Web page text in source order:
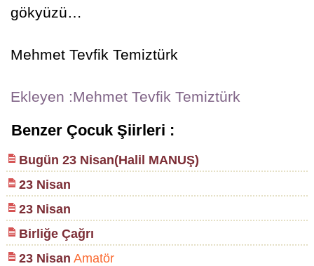
gökyüzü…
Mehmet Tevfik Temiztürk
Ekleyen :Mehmet Tevfik Temiztürk
Benzer Çocuk Şiirleri :
Bugün 23 Nisan(Halil MANUŞ)
23 Nisan
23 Nisan
Birliğe Çağrı
23 Nisan Amatör